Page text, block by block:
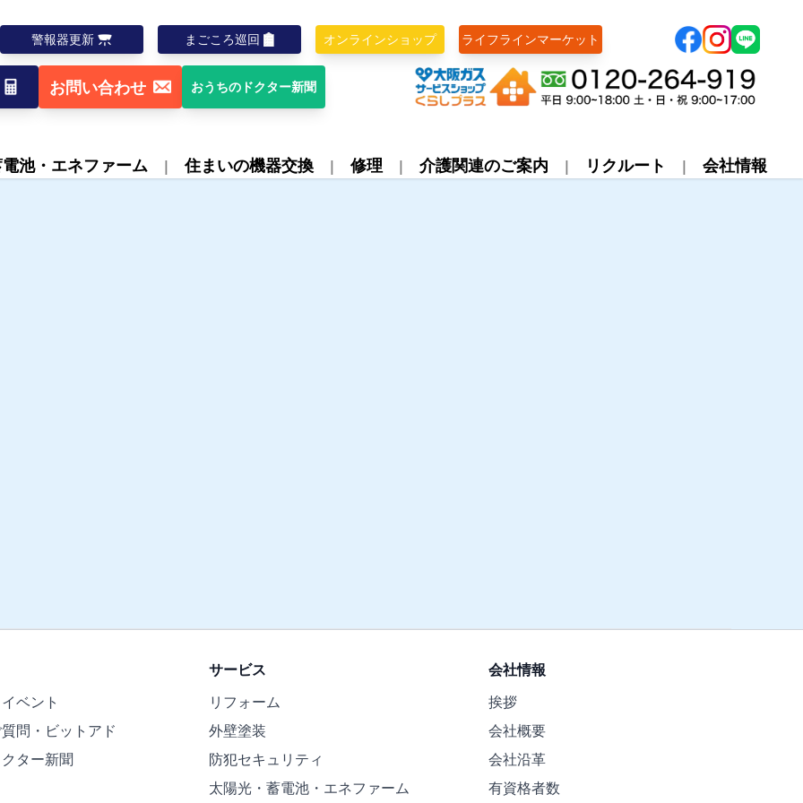
警報器更新 まごころ巡回 オンラインショップ ライフラインマーケット
お問い合わせ おうちのドクター新聞
株式会社ライフライン
池・エネファーム 住まいの機器交換 修理 介護関連のご案内 リクルート 会社情報
ベント
問・ビットアド
ター新聞
サービス
リフォーム
外壁塗装
防犯セキュリティ
太陽光・蓄電池・エネファーム
会社情報
挨拶
会社概要
会社沿革
有資格者数